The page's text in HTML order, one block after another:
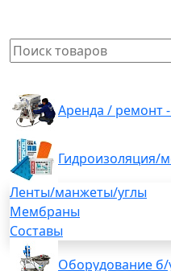
Аренда / ремонт
Гидроизоляция/
Ленты/манжеты/углы
Мембраны
Составы
Оборудование б/